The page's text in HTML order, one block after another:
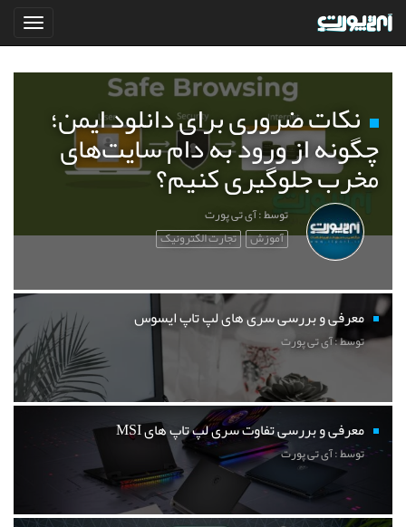
نکات ضروری برای دانلود ایمن؛
چگونه از ورود به دام سایت‌های
مخرب جلوگیری کنیم؟
توسط : آی تی پورت
آموزش تجارت الکترونیک
معرفی و بررسی سری های لپ تاپ ایسوس
توسط : آی تی پورت
معرفی و بررسی تفاوت سری لپ تاپ های MSI
توسط : آی تی پورت